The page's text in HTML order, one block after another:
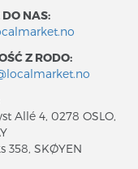
NAS:
Z RODO:
Allé 4, 0278 OSLO,
358, SKØYEN